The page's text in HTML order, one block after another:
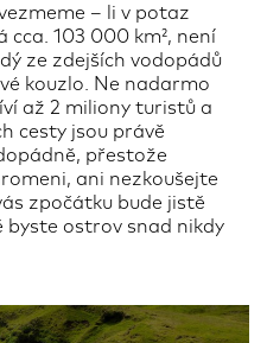
– li v potaz
103 000 km², není
ze zdejších vodopádů
kouzlo. Ne nadarmo
až 2 miliony turistů a
cesty jsou právě
přestože
ani nezkoušejte
zpočátku bude jistě
byste ostrov snad nikdy